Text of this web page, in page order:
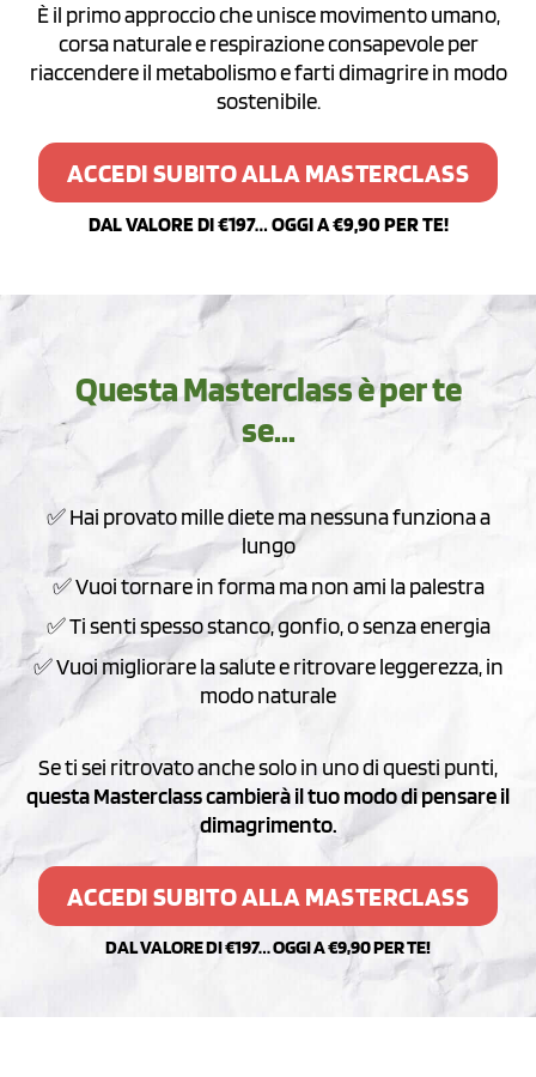
È il primo approccio che unisce movimento umano,
corsa naturale e respirazione consapevoleper
riaccendere il metabolismo e farti dimagrire in modo
sostenibile.
ACCEDI SUBITO ALLA MASTERCLASS
DAL VALORE DI €197… OGGI A €9,90 PER TE!
Questa Masterclass è per te
se...
✅ Hai provato mille diete ma nessuna funziona a
lungo
✅ Vuoi tornare in forma ma non ami la palestra
✅ Ti senti spesso stanco, gonfio, o senza energia
✅ Vuoi migliorare la salute e ritrovare leggerezza, in
modo naturale
Se ti sei ritrovato anche solo in uno di questi punti,
questa Masterclass cambierà il tuo modo di pensare il
dimagrimento.
ACCEDI SUBITO ALLA MASTERCLASS
DAL VALORE DI €197… OGGI A €9,90 PER TE!